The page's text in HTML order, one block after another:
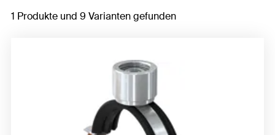
1 Produkte und 9 Varianten gefunden